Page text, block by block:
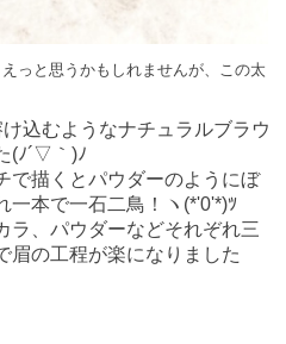
っと思うかもしれませんが、この太
込むようなナチュラルブラウ
(ﾉ´▽｀)ﾉ
で描くとパウダーのようにぼ
一本で一石二鳥！ヽ(*'0'*)ﾂ
ラ、パウダーなどそれぞれ三
眉の工程が楽になりました